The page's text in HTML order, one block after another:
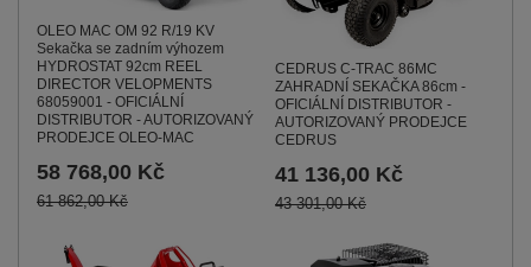
OLEO MAC OM 92 R/19 KV
Sekačka se zadním výhozem
HYDROSTAT 92cm REEL
DIRECTOR VELOPMENTS
68059001 - OFICIÁLNÍ
DISTRIBUTOR - AUTORIZOVANÝ
PRODEJCE OLEO-MAC
58 768,00 Kč
61 862,00 Kč
CEDRUS C-TRAC 86MC
ZAHRADNÍ SEKAČKA 86cm -
OFICIÁLNÍ DISTRIBUTOR -
AUTORIZOVANÝ PRODEJCE
CEDRUS
41 136,00 Kč
43 301,00 Kč